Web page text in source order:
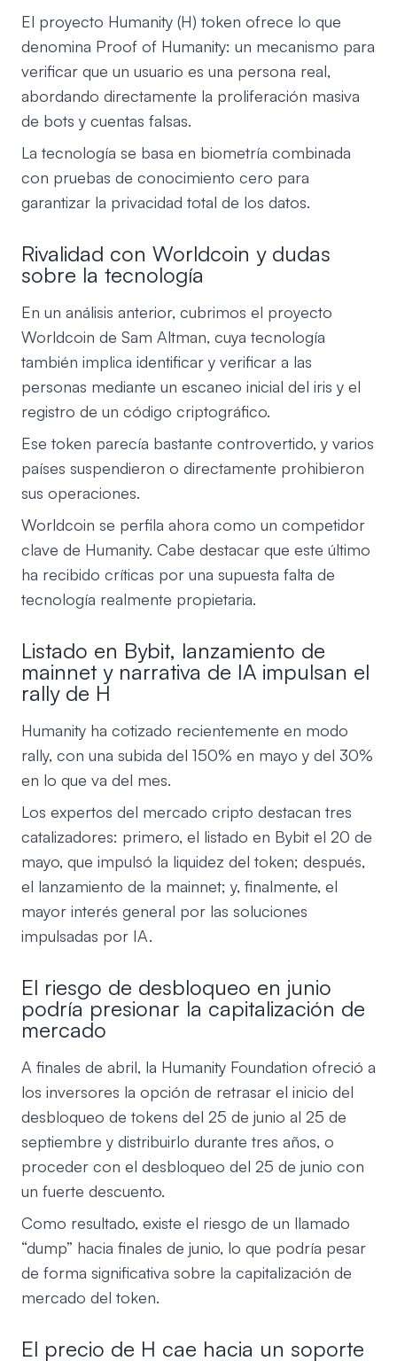
El proyecto Humanity (H) token ofrece lo que
denomina Proof of Humanity: un mecanismo para
verificar que un usuario es una persona real,
abordando directamente la proliferación masiva
de bots y cuentas falsas.
La tecnología se basa en biometría combinada
con pruebas de conocimiento cero para
garantizar la privacidad total de los datos.
Rivalidad con Worldcoin y dudas
sobre la tecnología
En un análisis anterior, cubrimos el proyecto
Worldcoin de Sam Altman, cuya tecnología
también implica identificar y verificar a las
personas mediante un escaneo inicial del iris y el
registro de un código criptográfico.
Ese token parecía bastante controvertido, y varios
países suspendieron o directamente prohibieron
sus operaciones.
Worldcoin se perfila ahora como un competidor
clave de Humanity. Cabe destacar que este último
ha recibido críticas por una supuesta falta de
tecnología realmente propietaria.
Listado en Bybit, lanzamiento de
mainnet y narrativa de IA impulsan el
rally de H
Humanity ha cotizado recientemente en modo
rally, con una subida del 150% en mayo y del 30%
en lo que va del mes.
Los expertos del mercado cripto destacan tres
catalizadores: primero, el listado en Bybit el 20 de
mayo, que impulsó la liquidez del token; después,
el lanzamiento de la mainnet; y, finalmente, el
mayor interés general por las soluciones
impulsadas por IA.
El riesgo de desbloqueo en junio
podría presionar la capitalización de
mercado
A finales de abril, la Humanity Foundation ofreció a
los inversores la opción de retrasar el inicio del
desbloqueo de tokens del 25 de junio al 25 de
septiembre y distribuirlo durante tres años, o
proceder con el desbloqueo del 25 de junio con
un fuerte descuento.
Como resultado, existe el riesgo de un llamado
“dump” hacia finales de junio, lo que podría pesar
de forma significativa sobre la capitalización de
mercado del token.
El precio de H cae hacia un soporte